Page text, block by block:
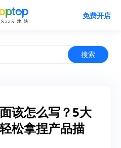
免费开店
搜索
该怎么写？5大
松拿捏产品描